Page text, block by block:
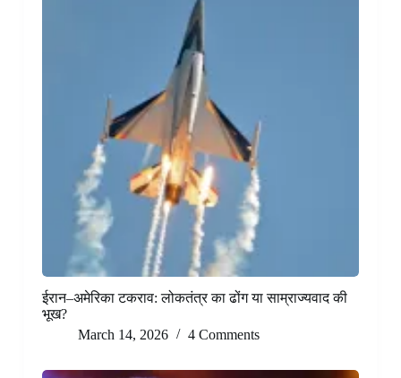
ईरान–अमेरिका टकराव: लोकतंत्र का ढोंग या साम्राज्यवाद की
भूख?
March 14, 2026
4 Comments